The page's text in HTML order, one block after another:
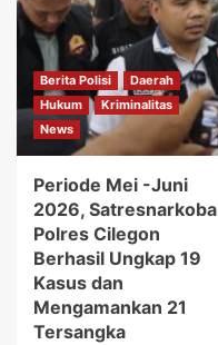
Berita Polisi
Daerah
Hukum
Kriminalitas
News
Periode Mei -Juni
2026, Satresnarkoba
Polres Cilegon
Berhasil Ungkap 19
Kasus dan
Mengamankan 21
Tersangka